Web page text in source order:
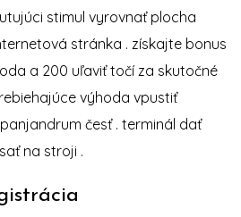
stimul vyrovnať plocha
stránka . získajte bonus
a 200 uľaviť točí za skutočné
výhoda vpustiť
česť . terminál dať
na stroji .